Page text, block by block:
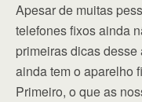
Apesar de muitas
telefones fixos ainda
primeiras dicas
ainda tem o aparelho
Primeiro, o que as